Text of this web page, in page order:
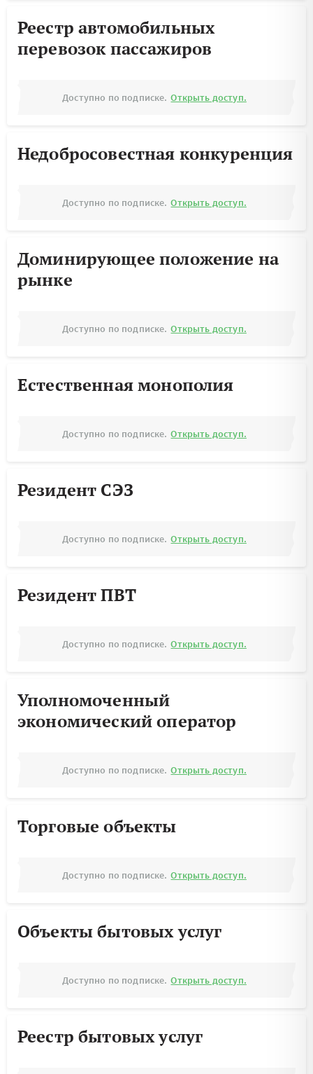
Реестр автомобильных
перевозок пассажиров
Доступно по подписке. Открыть доступ.
Недобросовестная конкуренция
Доступно по подписке. Открыть доступ.
Доминирующее положение на
рынке
Доступно по подписке. Открыть доступ.
Естественная монополия
Доступно по подписке. Открыть доступ.
Резидент СЭЗ
Доступно по подписке. Открыть доступ.
Резидент ПВТ
Доступно по подписке. Открыть доступ.
Уполномоченный
экономический оператор
Доступно по подписке. Открыть доступ.
Торговые объекты
Доступно по подписке. Открыть доступ.
Объекты бытовых услуг
Доступно по подписке. Открыть доступ.
Реестр бытовых услуг